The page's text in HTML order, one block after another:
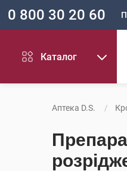
0 800 30 20 60
Каталог
Аптека D.S.